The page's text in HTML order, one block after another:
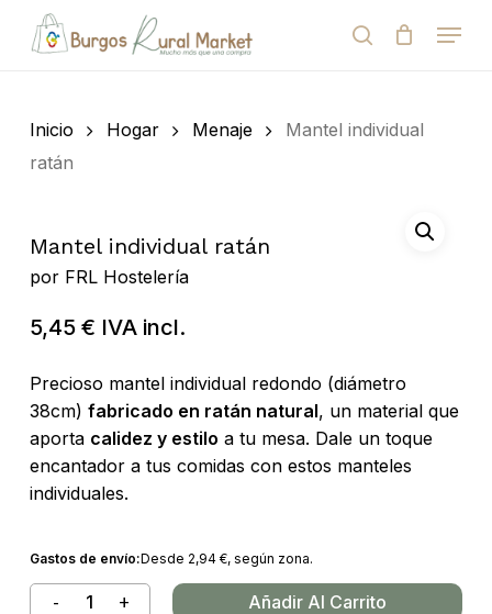
de
productos
search
Menu
Cart
Inicio Hogar Menaje
Mantel individual
ratán
Mantel individual ratán
por FRL Hostelería
5,45 € IVA incl.
Precioso mantel individual redondo (diámetro
38cm) fabricado en ratán natural, un material que
aporta calidez y estilo a tu mesa. Dale un toque
encantador a tus comidas con estos manteles
individuales.
Gastos de envío:Desde 2,94 €, según zona.
Añadir Al Carrito